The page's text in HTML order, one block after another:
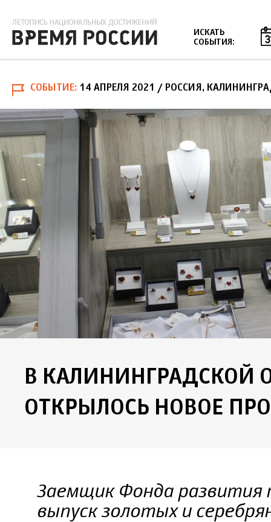
ИСКАТЬ
СОБЫТИЯ:
СОБЫТИЕ 14 АПРЕЛЯ 2021 / РОССИЯ,
В КАЛИНИНГРАДСКОЙ
ОТКРЫЛОСЬ НОВОЕ
Заемщик Фонда развития
выпуск золотых и